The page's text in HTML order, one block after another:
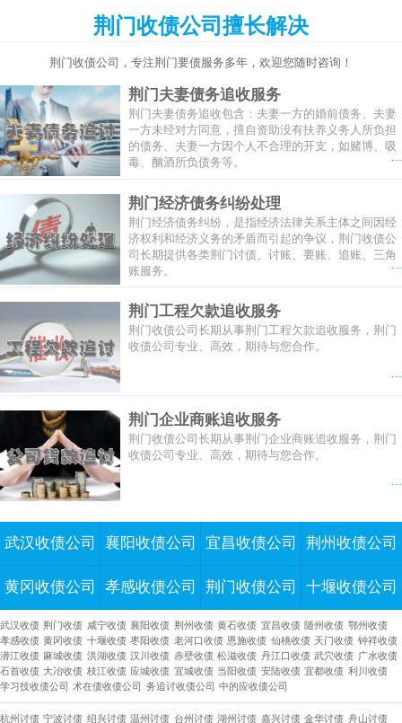
荆门收债公司擅长解决
荆门收债公司，专注荆门要债服务多年，欢迎您随时咨询！
荆门夫妻债务追收服务
荆门夫妻债务追收包含：夫妻一方的婚前债务、夫妻
一方未经对方同意，擅自资助没有扶养义务人所负担
的债务、夫妻一方因个人不合理的开支，如赌博、吸
毒、酗酒所负债务等。
荆门经济债务纠纷处理
荆门经济债务纠纷，是指经济法律关系主体之间因经
济权利和经济义务的矛盾而引起的争议，荆门收债公
司长期提供各类荆门讨债、讨账、要账、追账、三角
账服务。
...
荆门工程欠款追收服务
荆门收债公司长期从事荆门工程欠款追收服务，荆门
收债公司专业、高效，期待与您合作。
荆门企业商账追收服务
荆门收债公司长期从事荆门企业商账追收服务，荆门
收债公司专业、高效，期待与您合作。
武汉收债公司 襄阳收债公司 宜昌收债公司 荆州收债公司
黄冈收债公司 孝感收债公司 荆门收债公司 十堰收债公司
武汉收债 荆门收债 咸宁收债 襄阳收债 荆州收债 黄石收债 宜昌收债 随州收债 鄂州收债
孝感收债 黄冈收债 十堰收债 枣阳收债 老河口收债 恩施收债 仙桃收债 天门收债 钟祥收债
潜江收债 麻城收债 洪湖收债 汉川收债 赤壁收债 松滋收债 丹江口收债 武穴收债 广水收债
石首收债 大冶收债 枝江收债 应城收债 宜城收债 当阳收债 安陆收债 宜都收债 利川收债
学习技收债公司 术在债收债公司 务追讨收债公司 中的应收债公司
杭州讨债 宁波讨债 绍兴讨债 温州讨债 台州讨债 湖州讨债 嘉兴讨债 金华讨债 舟山讨债